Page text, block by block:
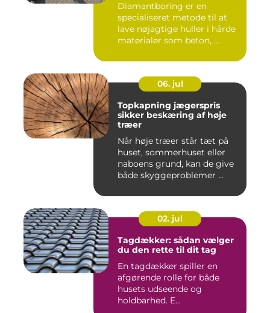
Diamantboring er en
specialiseret metode til at
lave nøjagtige huller i hårde
materialer som beton, ...
06. jul
Topkapning jægerspris
sikker beskæring af høje
træer
Når høje træer står tæt på
huset, sommerhuset eller
naboens grund, kan de give
både skyggeproblemer ...
02. jul
Tagdækker: sådan vælger
du den rette til dit tag
En tagdækker spiller en
afgørende rolle for både
husets udseende og
holdbarhed. E...